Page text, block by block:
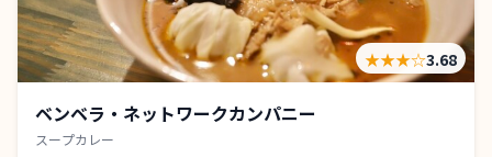
★★★☆3.68
ベンベラ・ネットワークカンパニー
スープカレー